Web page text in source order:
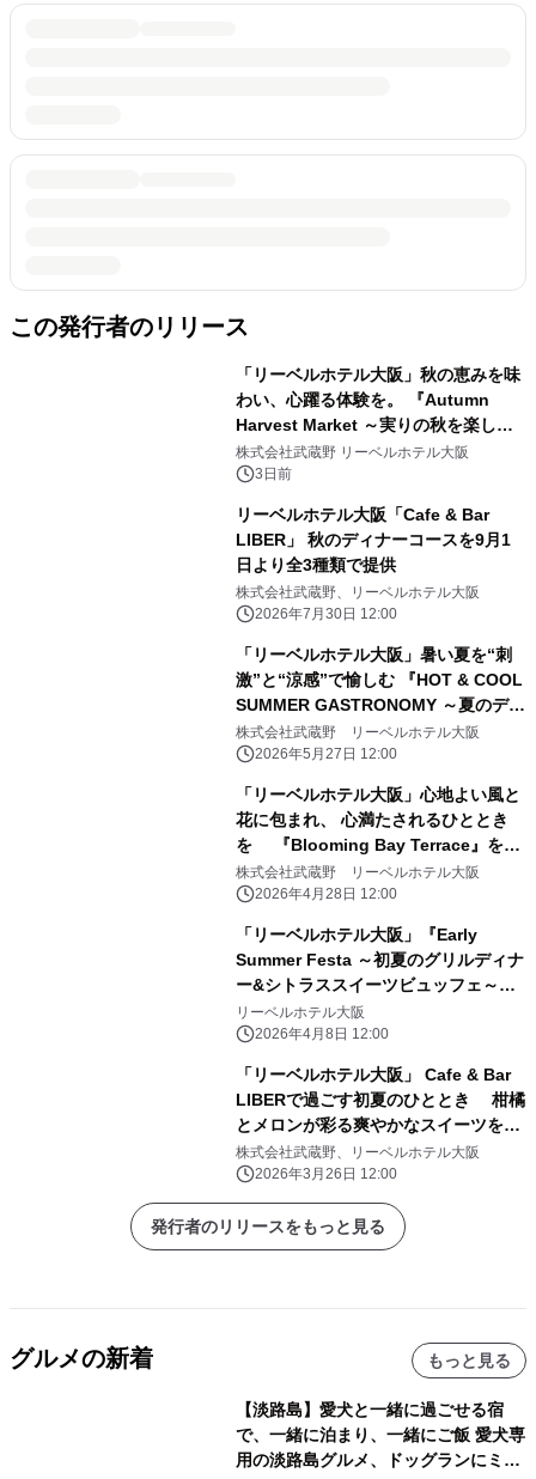
この発行者のリリース
「リーベルホテル大阪」秋の恵みを味
わい、心躍る体験を。 『Autumn
Harvest Market ～実りの秋を楽しむ
ディナー&スイーツビュッフェ～』を9
月18日より開催！
株式会社武蔵野 リーベルホテル大阪
3日前
リーベルホテル大阪「Cafe & Bar
LIBER」 秋のディナーコースを9月1
日より全3種類で提供
株式会社武蔵野、リーベルホテル大阪
2026年7月30日 12:00
「リーベルホテル大阪」暑い夏を“刺
激”と“涼感”で愉しむ 『HOT & COOL
SUMMER GASTRONOMY ～夏のディ
ナー&スイーツビュッフェ～』を7月
17日より開催！
株式会社武蔵野 リーベルホテル大阪
2026年5月27日 12:00
「リーベルホテル大阪」心地よい風と
花に包まれ、 心満たされるひととき
を 『Blooming Bay Terrace』を5
月15日より開催！
株式会社武蔵野 リーベルホテル大阪
2026年4月28日 12:00
「リーベルホテル大阪」『Early
Summer Festa ～初夏のグリルディナ
ー&シトラススイーツビュッフェ～』
を 5月15日より開催！
リーベルホテル大阪
2026年4月8日 12:00
「リーベルホテル大阪」 Cafe & Bar
LIBERで過ごす初夏のひととき 柑橘
とメロンが彩る爽やかなスイーツを愉
しむ 「Citrus & Melon Fair」を開
催！
株式会社武蔵野、リーベルホテル大阪
2026年3月26日 12:00
発行者のリリースをもっと見る
グルメの新着 もっと見る
【淡路島】愛犬と一緒に過ごせる宿
で、一緒に泊まり、一緒にご飯 愛犬専
用の淡路島グルメ、ドッグランにミニ